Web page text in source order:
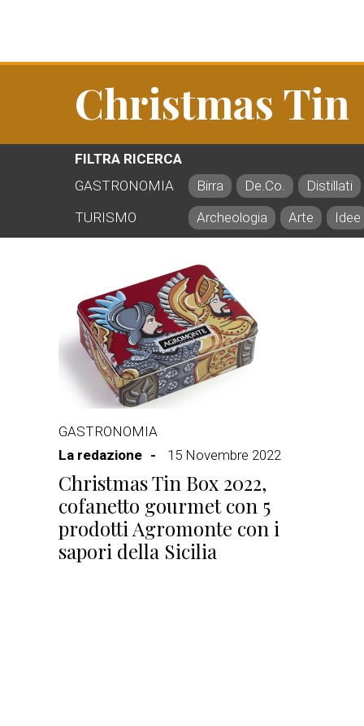
Christmas Tin
FILTRA RICERCA
GASTRONOMIA
Birra De.Co.
Distillati
TURISMO
Archeologia Arte Idee
GASTRONOMIA
La redazione
15 Novembre 2022
Christmas Tin Box 2022,
cofanetto gourmet con 5
prodotti Agromonte con i
sapori della Sicilia